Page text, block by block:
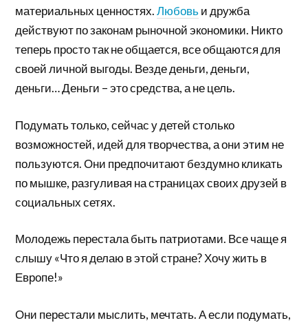
материальных ценностях.Любовьи дружба
действуют по законам рыночной экономики. Никто
теперь просто так не общается, все общаются для
своей личной выгоды. Везде деньги, деньги,
деньги… Деньги – это средства, а не цель.
Подумать только, сейчас у детей столько
возможностей, идей для творчества, а они этим не
пользуются. Они предпочитают бездумно кликать
по мышке, разгуливая на страницах своих друзей в
социальных сетях.
Молодежь перестала быть патриотами. Все чаще я
слышу «Что я делаю в этой стране? Хочу жить в
Европе!»
Они перестали мыслить, мечтать. А если подумать,